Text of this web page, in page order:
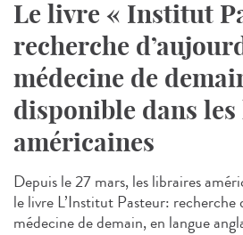
Le livre « Institut
recherche
médecine de
disponible dans
américaines
Depuis le 27 mars, les libraires
le livre L’Institut Pasteur:
médecine de demain, en langue